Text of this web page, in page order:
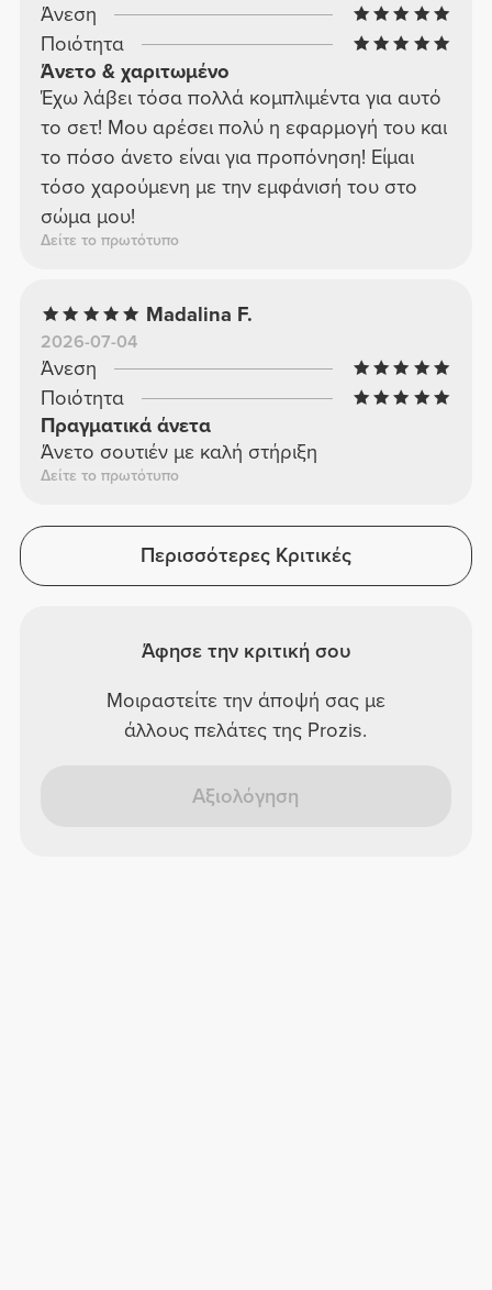
Άνεση
Ποιότητα
Άνετο & χαριτωμένο
Έχω λάβει τόσα πολλά κομπλιμέντα για αυτό
το σετ! Μου αρέσει πολύ η εφαρμογή του και
το πόσο άνετο είναι για προπόνηση! Είμαι
τόσο χαρούμενη με την εμφάνισή του στο
σώμα μου!
Δείτε το πρωτότυπο
Madalina F.
2026-07-04
Άνεση
Ποιότητα
Πραγματικά άνετα
Άνετο σουτιέν με καλή στήριξη
Δείτε το πρωτότυπο
Περισσότερες Κριτικές
Άφησε την κριτική σου
Μοιραστείτε την άποψή σας με
άλλους πελάτες της Prozis.
Αξιολόγηση